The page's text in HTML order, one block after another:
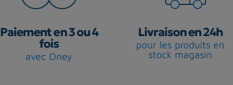
Paiement en 3 ou 4
fois
avec Oney
Livraison en 24h
pour les produits en
stock magasin